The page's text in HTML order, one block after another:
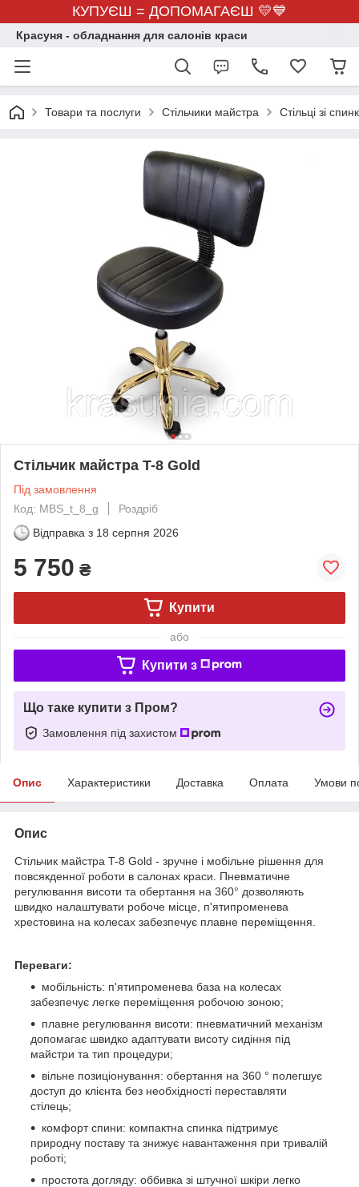
КУПУЄШ = ДОПОМАГАЄШ 💛💙
Красуня - обладнання для салонів краси
Товари та послуги Стільчики майстра Стільці зі
Стільчик майстра T-8 Gold
Під замовлення
Код: MBS_t_8_g
Роздріб
Відправка з 18 серпня 2026
5 750 ₴
Купити
або
Купити з
Що таке купити з Пром?
Замовлення під захистом
Опис Характеристики Доставка Оплата Умови
Опис
Стільчик майстра T-8 Gold - зручне і мобільне рішення для
повсякденної роботи в салонах краси. Пневматичне
регулювання висоти та обертання на 360° дозволяють
швидко налаштувати робоче місце, п'ятипроменева
хрестовина на колесах забезпечує плавне переміщення.
Переваги:
мобільність: п'ятипроменева база на колесах
забезпечує легке переміщення робочою зоною;
плавне регулювання висоти: пневматичний механізм
допомагає швидко адаптувати висоту сидіння під
майстри та тип процедури;
вільне позиціонування: обертання на 360 ° полегшує
доступ до клієнта без необхідності переставляти
стілець;
комфорт спини: компактна спинка підтримує
природну поставу та знижує навантаження при тривалій
роботі;
простота догляду: оббивка зі штучної шкіри легко